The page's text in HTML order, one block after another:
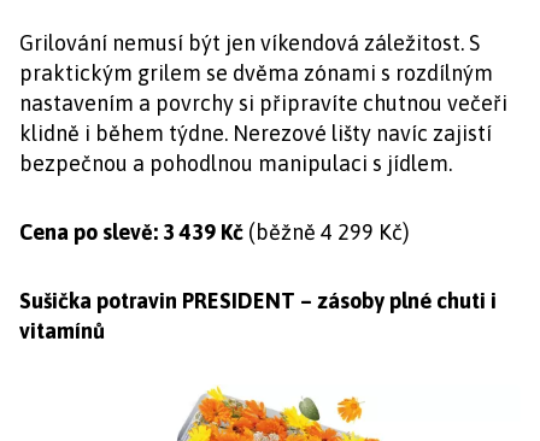
Grilování nemusí být jen víkendová záležitost. S
praktickým grilem se dvěma zónami s rozdílným
nastavením a povrchy si připravíte chutnou večeři
klidně i během týdne. Nerezové lišty navíc zajistí
bezpečnou a pohodlnou manipulaci s jídlem.
Cena po slevě: 3 439 Kč (běžně 4 299 Kč)
Sušička potravin PRESIDENT – zásoby plné chuti i
vitamínů